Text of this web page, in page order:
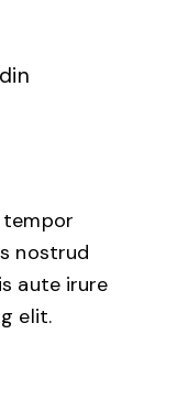
tempor
nostrud
aute irure
elit.